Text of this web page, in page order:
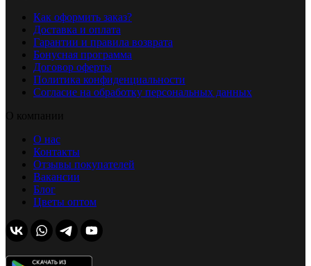
Как оформить заказ?
Доставка и оплата
Гарантии и правила возврата
Бонусная программа
Договор оферты
Политика конфиденциальности
Согласие на обработку персональных данных
О компании
О нас
Контакты
Отзывы покупателей
Вакансии
Блог
Цветы оптом